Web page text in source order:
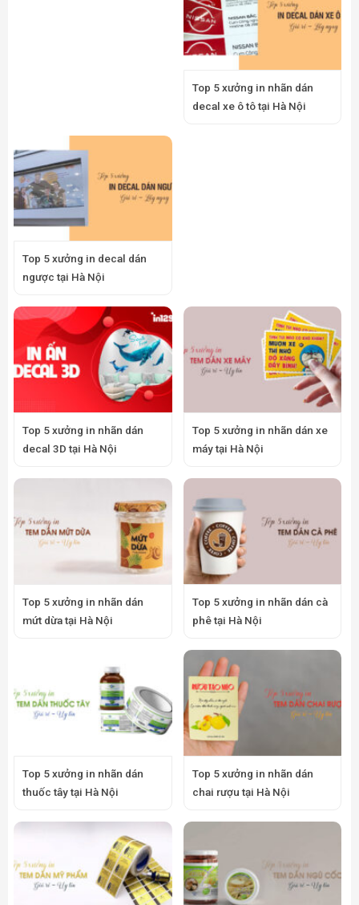
Top 5 xưởng in nhãn dán
decal xe ô tô tại Hà Nội
Top 5 xưởng in decal dán
ngược tại Hà Nội
Top 5 xưởng in nhãn dán
decal 3D tại Hà Nội
Top 5 xưởng in nhãn dán xe
máy tại Hà Nội
Top 5 xưởng in nhãn dán
mứt dừa tại Hà Nội
Top 5 xưởng in nhãn dán cà
phê tại Hà Nội
Top 5 xưởng in nhãn dán
thuốc tây tại Hà Nội
Top 5 xưởng in nhãn dán
chai rượu tại Hà Nội